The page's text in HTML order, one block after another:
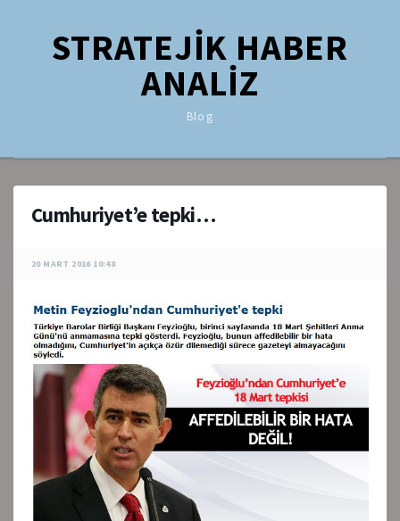
STRATEJİK HABER
ANALİZ
Blog
Cumhuriyet’e tepki…
20 MART 2016 10:48